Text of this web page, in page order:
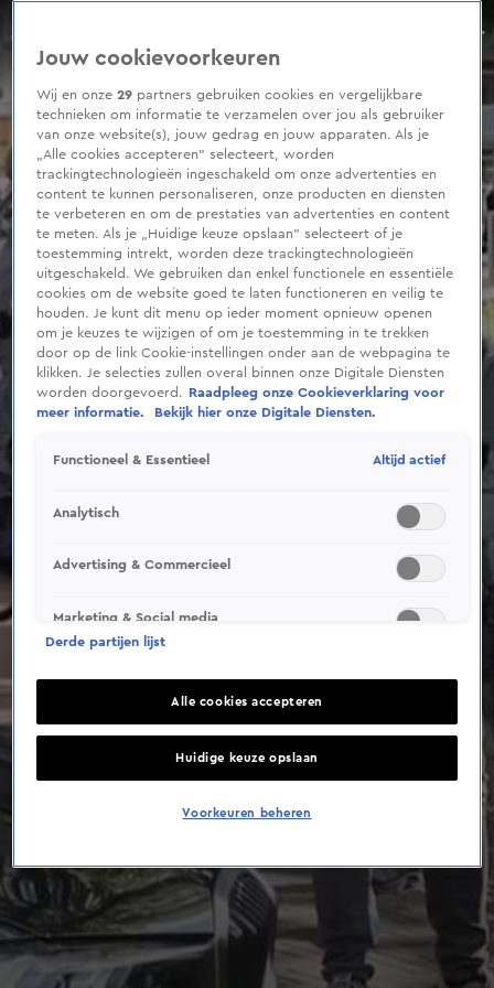
Arrestatieteam valt woning binnen in Apeldoorn
Aflevering 126, Seizoen 2025
of
0
Jouw cookievoorkeuren
Wij en onze29 partners gebruiken cookies en vergelijkbare
technieken om informatie te verzamelen over jou als gebruiker
van onze website(s), jouw gedrag en jouw apparaten. Als je
„Alle cookies accepteren” selecteert, worden
trackingtechnologieën ingeschakeld om onze advertenties en
content te kunnen personaliseren, onze producten en diensten
te verbeteren en om de prestaties van advertenties en content
te meten. Als je „Huidige keuze opslaan” selecteert of je
toestemming intrekt, worden deze trackingtechnologieën
uitgeschakeld. We gebruiken dan enkel functionele en essentiële
cookies om de website goed te laten functioneren en veilig te
houden. Je kunt dit menu op ieder moment opnieuw openen
om je keuzes te wijzigen of om je toestemming in te trekken
door op de link Cookie-instellingen onder aan de webpagina te
klikken. Je selecties zullen overal binnen onze Digitale Diensten
worden doorgevoerd.
Raadpleeg onze Cookieverklaring voor
meer informatie.
Bekijk hier onze Digitale Diensten.
Functioneel & Essentieel Altijd actief
Analytisch
Advertising & Commercieel
Marketing & Social media
Derde partijen lijst
Alle cookies accepteren
Huidige keuze opslaan
Voorkeuren beheren